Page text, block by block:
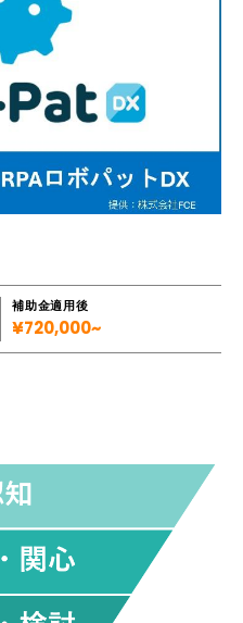
補助金適用後
¥720,000~